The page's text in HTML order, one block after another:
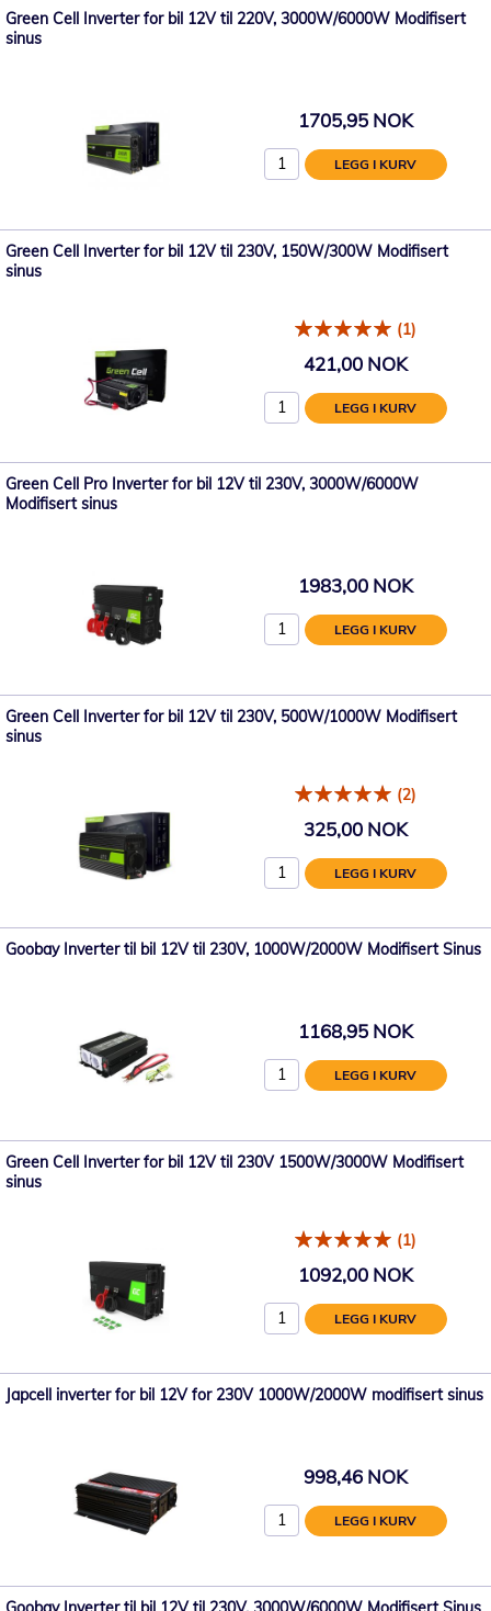
Green Cell Inverter for bil 12V til 220V, 3000W/6000W Modifisert
sinus
1705,95 NOK
LEGG I KURV
Green Cell Inverter for bil 12V til 230V, 150W/300W Modifisert
sinus
(1)
421,00 NOK
LEGG I KURV
Green Cell Pro Inverter for bil 12V til 230V, 3000W/6000W
Modifisert sinus
1983,00 NOK
LEGG I KURV
Green Cell Inverter for bil 12V til 230V, 500W/1000W Modifisert
sinus
(2)
325,00 NOK
LEGG I KURV
Goobay Inverter til bil 12V til 230V, 1000W/2000W Modifisert Sinus
1168,95 NOK
LEGG I KURV
Green Cell Inverter for bil 12V til 230V 1500W/3000W Modifisert
sinus
(1)
1092,00 NOK
LEGG I KURV
Japcell inverter for bil 12V for 230V 1000W/2000W modifisert sinus
998,46 NOK
LEGG I KURV